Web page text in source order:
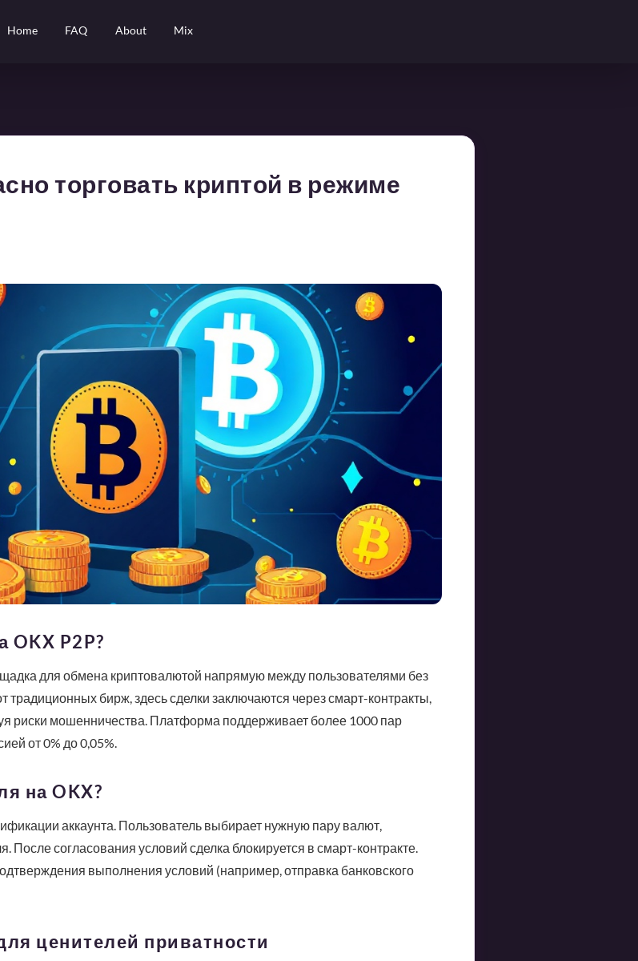
Home FAQ About Mix
торговать криптой в режиме
OKX P2P?
для обмена криптовалютой напрямую между пользователями без
традиционных бирж, здесь сделки заключаются через смарт-контракты,
риски мошенничества. Платформа поддерживает более 1000 пар
от 0% до 0,05%.
на OKX?
аккаунта. Пользователь выбирает нужную пару валют,
После согласования условий сделка блокируется в смарт-контракте.
выполнения условий (например, отправка банковского
ценителей приватности